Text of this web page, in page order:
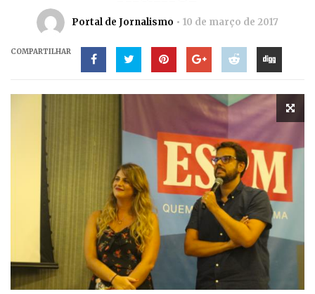
Portal de Jornalismo 10 de março de 2017
COMPARTILHAR